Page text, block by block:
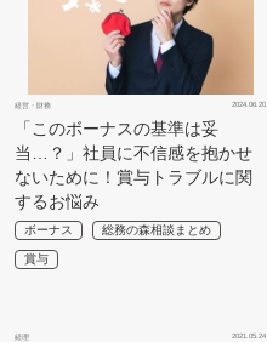
経営・財務 2024.06.20
「このボーナスの基準は妥
当…？」社員に不信感を抱かせ
ないために！賞与トラブルに関
するお悩み
ボーナス 総務の森相談まとめ
賞与
経理 2021.05.24